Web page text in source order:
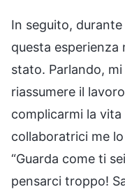
In seguito,
questa esperienza
stato. Parlando,
riassumere il
complicarmi la vita
collaboratrici me
“Guarda come ti
pensarci troppo!